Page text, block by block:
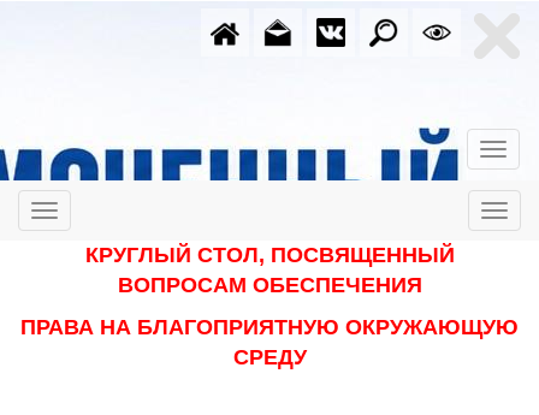
КРУГЛЫЙ СТОЛ, ПОСВЯЩЕННЫЙ
ВОПРОСАМ ОБЕСПЕЧЕНИЯ
ПРАВА НА БЛАГОПРИЯТНУЮ ОКРУЖАЮЩУЮ
СРЕДУ